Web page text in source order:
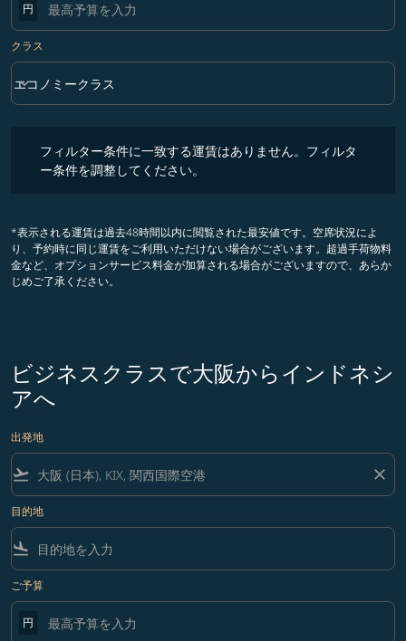
円
クラス
クラス option エコノミークラス Selected
エコノミークラス
keyboard_arrow_down
フィルター条件に一致する運賃はありません。フィルタ
ー条件を調整してください。
*表示される運賃は過去48時間以内に閲覧された最安値です。空席状況によ
り、予約時に同じ運賃をご利用いただけない場合がございます。超過手荷物料
金など、オプションサービス料金が加算される場合がございますので、あらか
じめご了承ください。
ビジネスクラスで大阪からインドネシ
アへ
出発地
flight_takeoff close
目的地
flight_land
ご予算
円